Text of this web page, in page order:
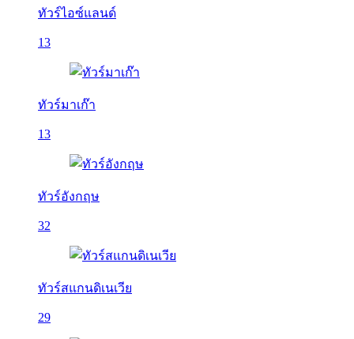
ทัวร์ไอซ์แลนด์
13
ทัวร์มาเก๊า
13
ทัวร์อังกฤษ
32
ทัวร์สแกนดิเนเวีย
29